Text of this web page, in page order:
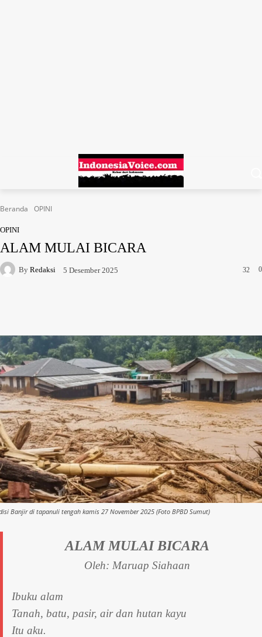
Beranda OPINI
OPINI
ALAM MULAI BICARA
By Redaksi 5 Desember 2025 0
32
Banjir di tapanuli tengah kamis 27 November 2025 (Foto BPBD Sumut)
ALAM MULAI BICARA
Oleh: Maruap Siahaan
Ibuku alam
Tanah, batu, pasir, air dan hutan kayu
Itu aku.